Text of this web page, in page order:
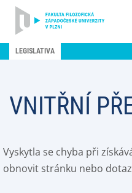
LEGISLATIVA
VNITŘNÍ
Vyskytla se chyba při
obnovit stránku nebo